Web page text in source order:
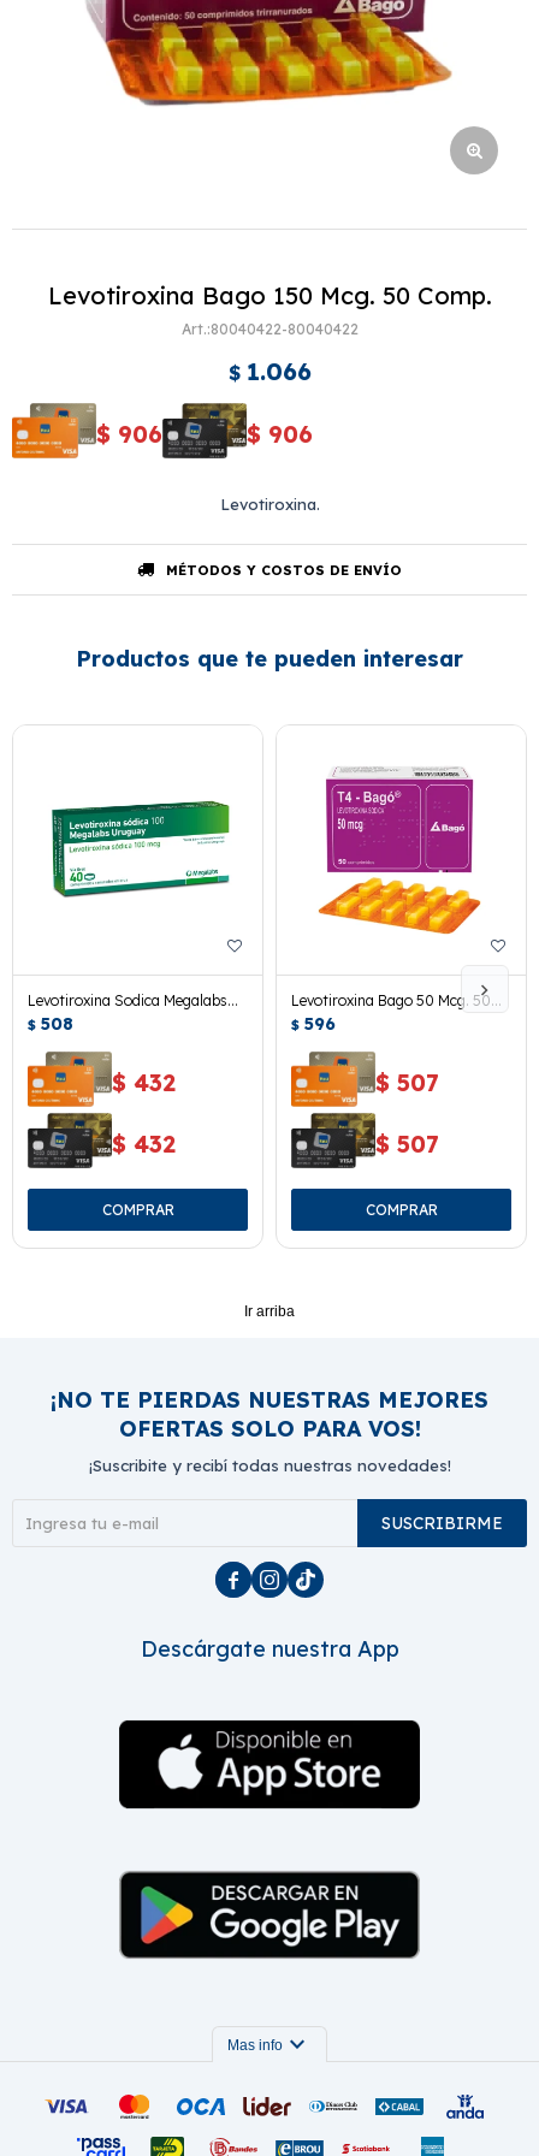
Levotiroxina Bago 150 Mcg. 50 Comp.
80040422-80040422
$ 1.066
$ 906 $ 906
Levotiroxina.
MÉTODOS Y COSTOS DE ENVÍO
Productos que te pueden interesar
Levotiroxina Sodica Megalabs
100 Mcg. 40 Comp.
$ 508
$ 432
$ 432
Levotiroxina Bago 50 Mcg. 50
Comp.
$ 596
$ 507
$ 507
Ir arriba
¡NO TE PIERDAS NUESTRAS MEJORES
OFERTAS SOLO PARA VOS!
¡Suscribite y recibí todas nuestras novedades!
SUSCRIBIRME
  
Descárgate nuestra App
Mas info expand_more